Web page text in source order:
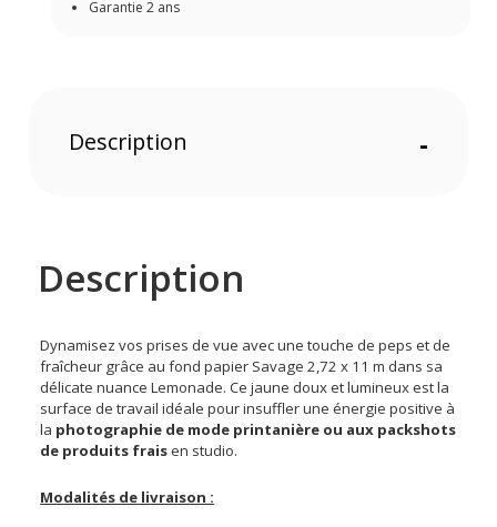
Garantie 2 ans
Description -
Description
Dynamisez vos prises de vue avec une touche de peps et de
fraîcheur grâce au fond papier Savage 2,72 x 11 m dans sa
délicate nuance Lemonade. Ce jaune doux et lumineux est la
surface de travail idéale pour insuffler une énergie positive à
la photographie de mode printanière ou aux packshots
de produits fraisen studio.
Modalités de livraison :